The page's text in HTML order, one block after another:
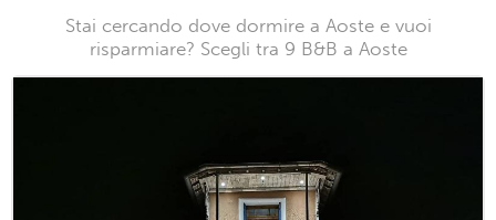
Stai cercando dove dormire a Aoste e vuoi
risparmiare? Scegli tra 9 B&B a Aoste